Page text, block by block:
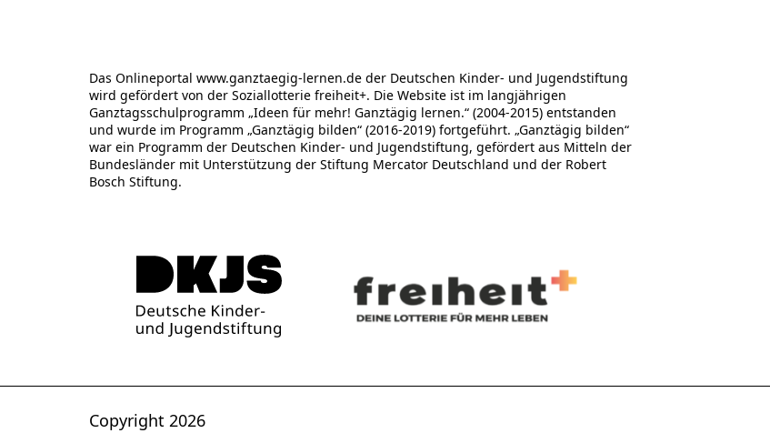
Das Onlineportal www.ganztaegig-lernen.de der Deutschen Kinder- und Jugendstiftung
wird gefördert von der Soziallotterie freiheit+. Die Website ist im langjährigen
Ganztagsschulprogramm „Ideen für mehr! Ganztägig lernen.“ (2004-2015) entstanden
und wurde im Programm „Ganztägig bilden“ (2016-2019) fortgeführt. „Ganztägig bilden“
war ein Programm der Deutschen Kinder- und Jugendstiftung, gefördert aus Mitteln der
Bundesländer mit Unterstützung der Stiftung Mercator Deutschland und der Robert
Bosch Stiftung.
Copyright 2026